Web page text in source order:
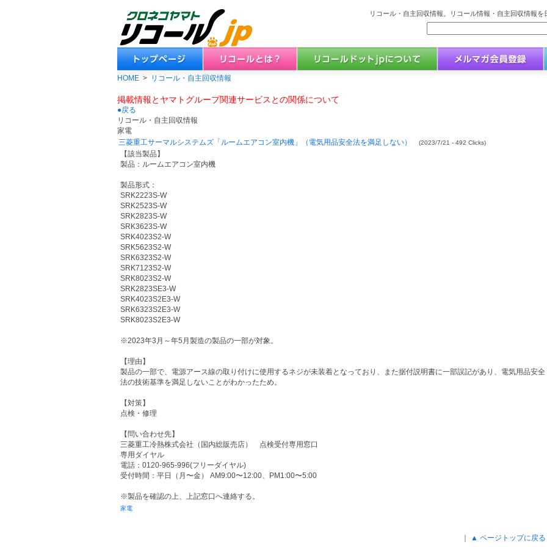
リコール・自主回収情報。リコール情報・自主回収情報
HOME > リコール・自主回収情報
掲載情報とヤマトグループ関連サービスとの関係について
●戻る
リコール・自主回収情報
家電
三菱重工サーマルシステムズ「ルームエアコン室内機」（電気用品安全法を満足しない）
(2023/7/21 - 492 Clicks)
【該当製品】
製品：ルームエアコン室内機
製品形式：
SRK2223S-W
SRK2523S-W
SRK2823S-W
SRK3623S-W
SRK4023S2-W
SRK5623S2-W
SRK6323S2-W
SRK7123S2-W
SRK8023S2-W
SRK2823SE3-W
SRK4023S2E3-W
SRK6323S2E3-W
SRK8023S2E3-W
※2023年3月～年5月製造の製品の一部が対象。
【理由】
製品の一部で、電源アース線の取り付けに使用するネジが未装着となっており、また据付説明書に一部誤記があり、電気用品安全
法の技術基準を満足しないことがわかったため。
【対策】
点検・修理
【問い合わせ先】
三菱重工冷熱株式会社（国内総販売店） 点検受付専用窓口
専用ダイヤル
電話：0120-965-996(フリーダイヤル)
受付時間：平日（月〜金） AM9:00〜12:00、PM1:00〜5:00
※製品を確認の上、上記窓口へ連絡する。
家電
▲ ページトップに戻る